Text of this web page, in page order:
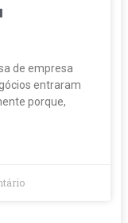
de empresa
entraram
porque,